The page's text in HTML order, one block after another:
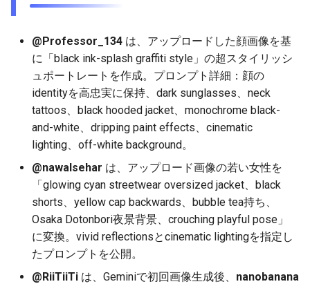
2026-07-03
2026-07-02
2026-07-01
2026-06-30
2026-06-29
2026-06-28
2025-12-17
2025-12-16
2025-12-15
2025-12-14
2025-12-13
2025-12-12
2026-07-03
2026-07-02
2026-07-01
2026-06-30
2026-06-29
2026-06-28
2025-12-17
2025-12-16
2025-12-15
2025-12-14
2025-12-13
2025-12-12
2026-04-05
2026-03-29
2026-03-22
2026-03-15
2026-03-08
2026-03-01
2025-10-02
2025-09-28
2025-09-24
2025-09-21
2025-09-19
2026-04-05
2026-03-29
2026-03-22
2026-03-15
2026-03-08
2026-03-01
2026-04-05
2026-03-29
2026-03-22
2026-03-15
2026-03-08
2026-03-01
2025-12-17
2025-12-16
2025-12-15
2025-12-14
2025-12-13
2025-12-12
2025-12-11
2026-04-05
2026-03-29
2026-03-22
2026-03-15
2026-03-08
2026-03-01
2025-09-27
2025-09-23
2026-03-29
2026-03-22
2026-03-15
2026-03-08
2026-03-01
2026-02-22
2026-07-02
2026-07-01
2026-06-30
2026-06-28
2026-06-26
2026-06-25
2025-12-17
2025-12-16
2025-12-15
2025-12-14
2025-12-13
2025-12-12
2026-04-05
2026-03-29
2026-03-22
2026-03-15
2026-03-08
2026-03-01
2026-07-02
2026-07-01
2026-06-30
2026-06-29
2026-06-28
2026-06-27
2026-06-30
2026-06-29
2026-06-28
2026-06-25
2026-06-24
2026-06-23
2026-04-05
2026-03-30
@Professor_134 は、アップロードした顔画像を基
に「black ink-splash graffiti style」の超スタイリッシ
ュポートレートを作成。プロンプト詳細：顔の
identityを高忠実に保持、dark sunglasses、neck
tattoos、black hooded jacket、monochrome black-
and-white、dripping paint effects、cinematic
lighting、off-white background。
@nawalsehar は、アップロード画像の若い女性を
「glowing cyan streetwear oversized jacket、black
shorts、yellow cap backwards、bubble tea持ち、
Osaka Dotonbori夜景背景、crouching playful pose」
に変換。vivid reflectionsとcinematic lightingを指定し
たプロンプトを公開。
@RiiTiiTi は、Geminiで初回画像生成後、 nanobanana